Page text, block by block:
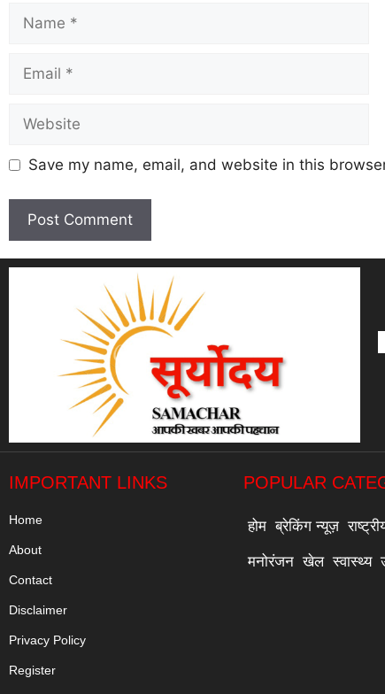
Save my name, email, and website in this
IMPORTANT LINKS
Home
About
Contact
Disclaimer
Privacy Policy
Register
POPULAR
होम ब्रेकिंग न्यूज़
मनोरंजन खेल स्वास्थ्य